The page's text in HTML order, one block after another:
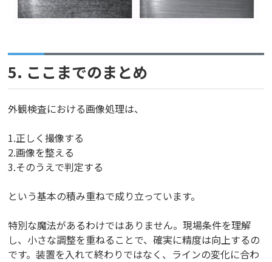
5. ここまでのまとめ
外観検査における画像処理は、
1.正しく撮像する
2.画像を整える
3.そのうえで判定する
という基本の積み重ねで成り立っています。
特別な魔法があるわけではありません。現場条件を理解
し、小さな調整を重ねることで、確実に精度は向上するの
です。装置を入れて終わりではなく、ラインの変化に合わ